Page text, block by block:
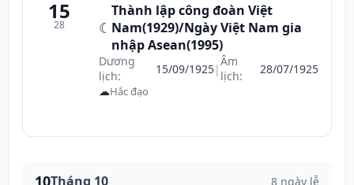
15
28 ☾
Thành lập công đoàn Việt
Nam(1929)/Ngày Việt Nam gia
nhập Asean(1995)
Dương
lịch:
15/09/1925|Âm
lịch:
28/07/1925
☁Hắc đạo
10Tháng 10 8 ngày lễ